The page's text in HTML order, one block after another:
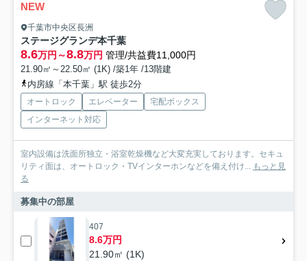
NEW
千葉市中央区長洲
ステージグランデ本千葉
8.6万円～8.8万円 管理/共益費11,000円
21.90㎡～22.50㎡ (1K) /築1年 /13階建
内房線「本千葉」駅 徒歩2分
オートロック エレベーター
宅配ボックス
インターネット対応
室内設備は洗面所独立・浴室乾燥機など大変充実しております。セキュ
リティ面は、オートロック・TVインターホンなどを備え付け... もっと見
る
募集中の部屋
407
8.6万円
21.90㎡ (1K)